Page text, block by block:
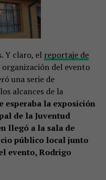
Y claro, el reportaje de
del evento
una serie de
alcances de la
esperaba la exposición
de la Juventud
llegó a la sala de
público local junto
evento, Rodrigo